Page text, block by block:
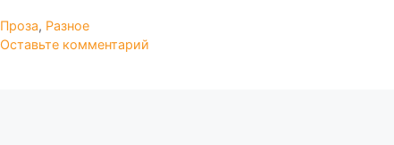
Рубрики
Проза, Разное
Оставьте комментарий